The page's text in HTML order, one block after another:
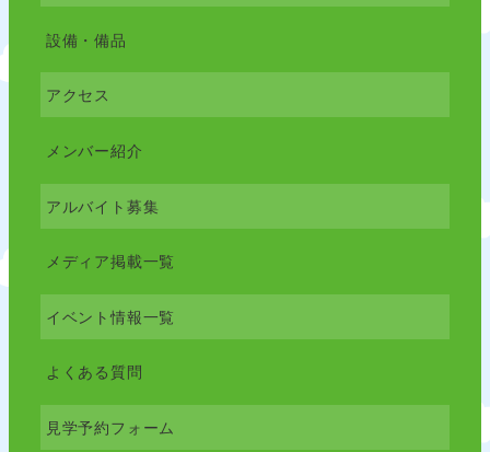
設備・備品
アクセス
メンバー紹介
アルバイト募集
メディア掲載一覧
イベント情報一覧
よくある質問
見学予約フォーム